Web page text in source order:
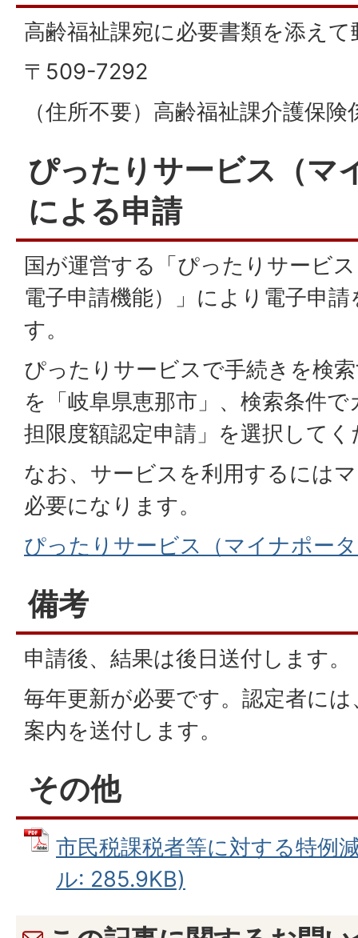
高齢福祉課宛に必要書類を添え
〒509-7292
（住所不要）高齢福祉課介護保険
ぴったりサービス（マ
による申請
国が運営する「ぴったりサービ
電子申請機能）」により電子申
す。
ぴったりサービスで手続きを検
を「岐阜県恵那市」、検索条件
担限度額認定申請」を選択して
なお、サービスを利用するには
必要になります。
ぴったりサービス（マイナポー
備考
申請後、結果は後日送付します。
毎年更新が必要です。認定者に
案内を送付します。
その他
市民税課税者等に対する特例
ル: 285.9KB)